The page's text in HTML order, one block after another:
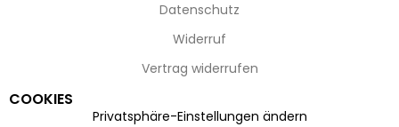
Datenschutz
Widerruf
Vertrag widerrufen
COOKIES
Privatsphäre-Einstellungen ändern